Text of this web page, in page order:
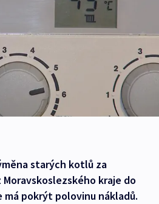
starých kotlů za
kraje do
má pokrýt polovinu nákladů.